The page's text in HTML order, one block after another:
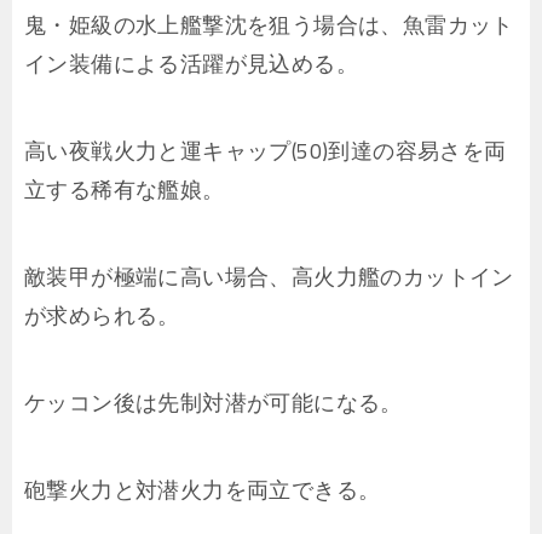
鬼・姫級の水上艦撃沈を狙う場合は、魚雷カット
イン装備による活躍が見込める。
高い夜戦火力と運キャップ(50)到達の容易さを両
立する稀有な艦娘。
敵装甲が極端に高い場合、高火力艦のカットイン
が求められる。
ケッコン後は先制対潜が可能になる。
砲撃火力と対潜火力を両立できる。